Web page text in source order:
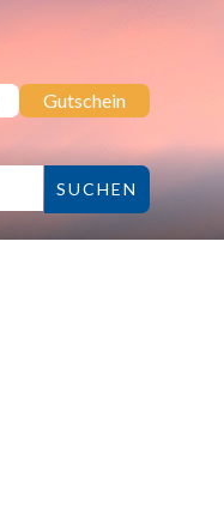
Gutschein